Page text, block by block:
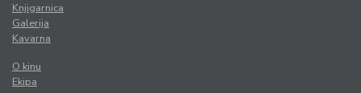
Knjigarnica
Galerija
Kavarna
O kinu
Ekipa